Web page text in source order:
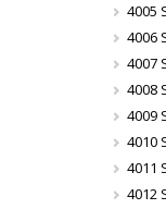
4005
4006
4007
4008
4009
4010
4011
4012